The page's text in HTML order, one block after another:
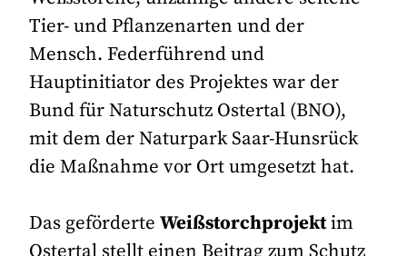
Tier- und Pflanzenarten und der
Mensch. Federführend und
Hauptinitiator des Projektes war der
Bund für Naturschutz Ostertal (BNO),
mit dem der Naturpark Saar-Hunsrück
die Maßnahme vor Ort umgesetzt hat.
Das geförderteWeißstorchprojektim